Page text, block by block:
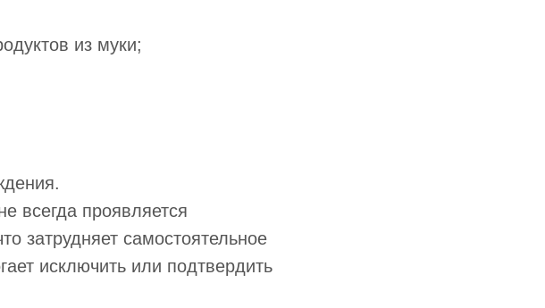
из муки;
всегда проявляется
затрудняет самостоятельное
исключить или подтвердить